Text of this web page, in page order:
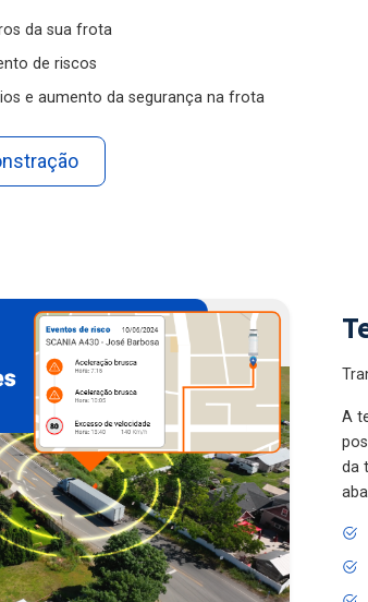
da sua frota
de riscos
e aumento da segurança na frota
A
da